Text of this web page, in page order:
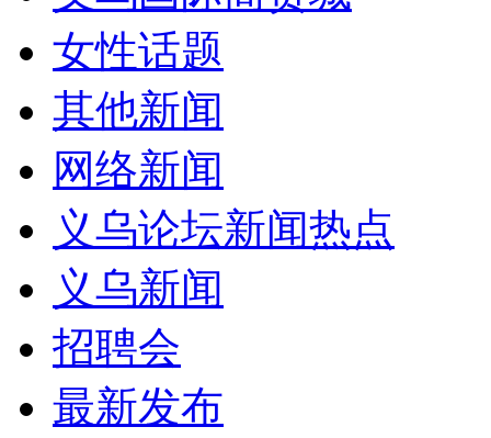
女性话题
其他新闻
网络新闻
义乌论坛新闻热点
义乌新闻
招聘会
最新发布